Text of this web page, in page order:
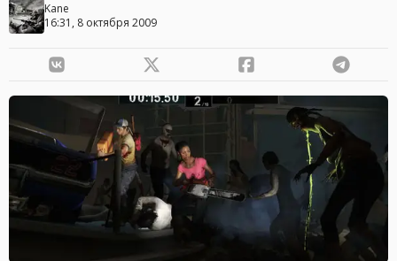
Kane
16:31, 8 октября 2009